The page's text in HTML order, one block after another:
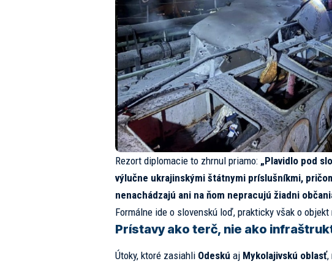
Rezort diplomacie to zhrnul priamo: „Plavidlo pod
výlučne ukrajinskými štátnymi príslušníkmi,
nenachádzajú ani na ňom nepracujú žiadni
Formálne ide o slovenskú loď, prakticky však o
Prístavy ako terč, nie ako
Útoky, ktoré zasiahli Odeskú aj Mykolajivskú oblasť,